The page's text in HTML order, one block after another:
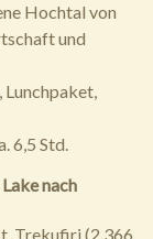
Hochtal von
und
6,5 Std.
nach
Trekufiri (2.366